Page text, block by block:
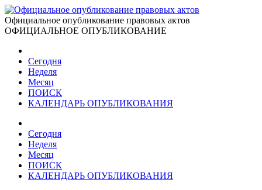
Официальное опубликование правовых актов
ОФИЦИАЛЬНОЕ ОПУБЛИКОВАНИЕ
Сегодня
Неделя
Месяц
ПОИСК
КАЛЕНДАРЬ ОПУБЛИКОВАНИЯ
Сегодня
Неделя
Месяц
ПОИСК
КАЛЕНДАРЬ ОПУБЛИКОВАНИЯ